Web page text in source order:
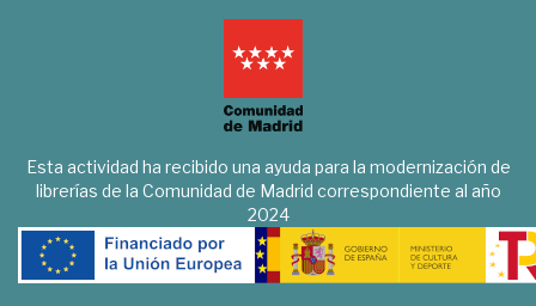
Esta actividad ha recibido una ayuda para la modernización de
librerías de la Comunidad de Madrid correspondiente al año
2024